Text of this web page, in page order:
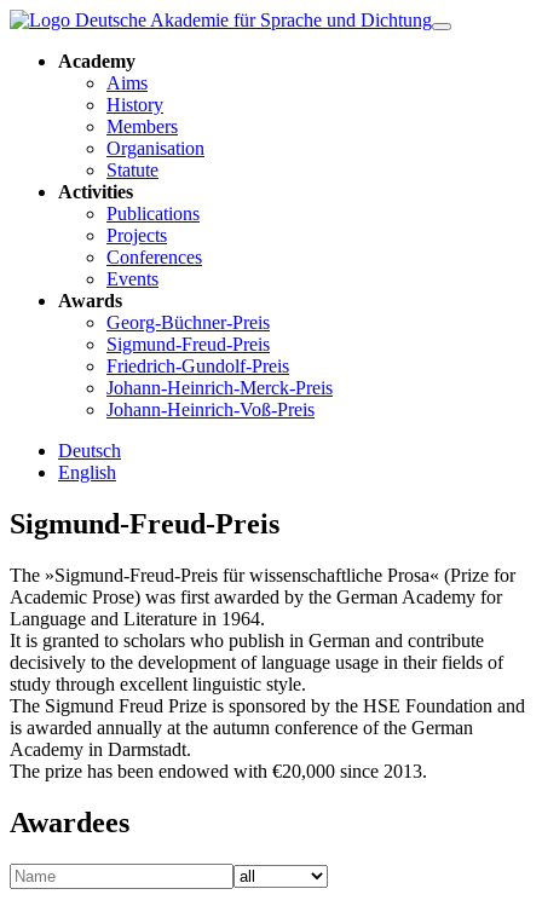
Academy
Aims
History
Members
Organisation
Statute
Activities
Publications
Projects
Conferences
Events
Awards
Georg-Büchner-Preis
Sigmund-Freud-Preis
Friedrich-Gundolf-Preis
Johann-Heinrich-Merck-Preis
Johann-Heinrich-Voß-Preis
Deutsch
English
Sigmund-Freud-Preis
The »Sigmund-Freud-Preis für wissenschaftliche Prosa« (Prize for
Academic Prose) was first awarded by the German Academy for
Language and Literature in 1964.
It is granted to scholars who publish in German and contribute
decisively to the development of language usage in their fields of
study through excellent linguistic style.
The Sigmund Freud Prize is sponsored by the HSE Foundation and
is awarded annually at the autumn conference of the German
Academy in Darmstadt.
The prize has been endowed with €20,000 since 2013.
Awardees